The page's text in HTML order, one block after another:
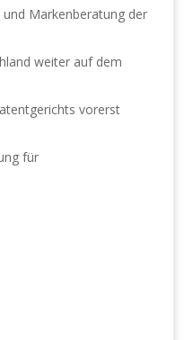
Markenberatung der
weiter auf dem
vorerst
für